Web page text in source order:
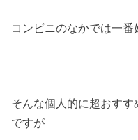
コンビニのなかでは一番
そんな個人的に超おすす
ですが